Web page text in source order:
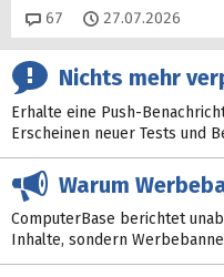
67 Kommentare
27.07.2026
Nichts mehr
Erhalte eine Push-
Erscheinen neuer Tests und
Warum
ComputerBase berichtet
Inhalte, sondern